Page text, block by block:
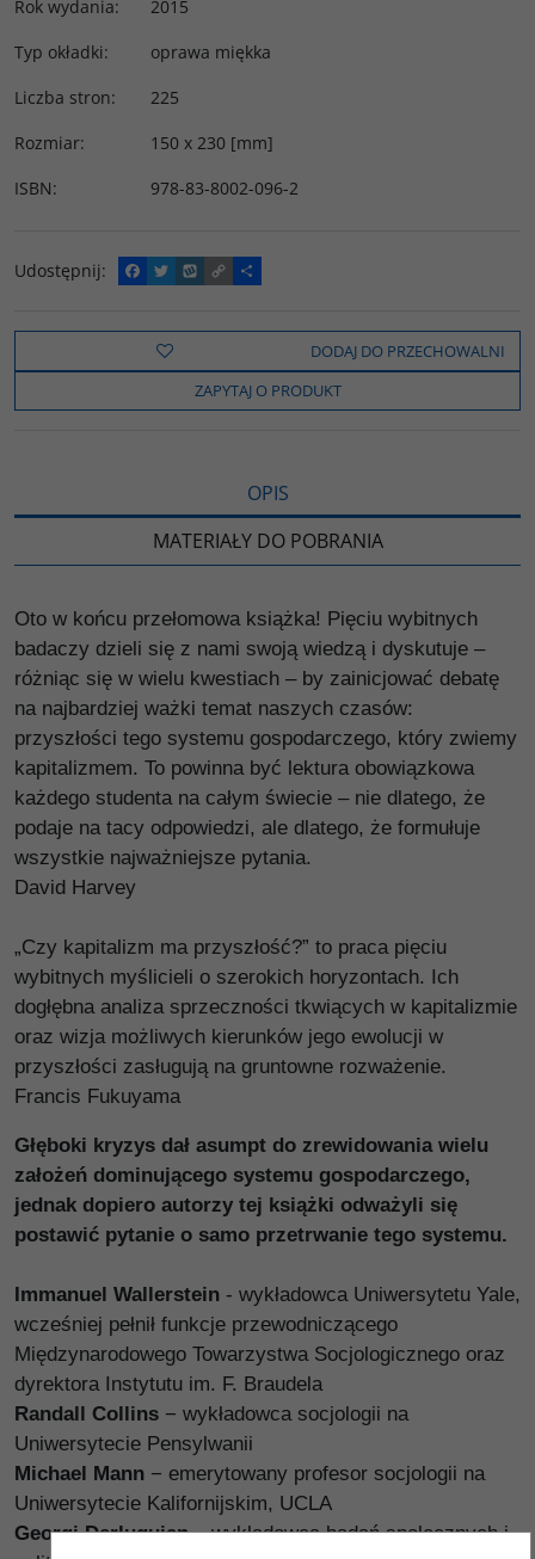
Rok wydania:
2015
Typ okładki:
oprawa miękka
Liczba stron:
225
Rozmiar:
150 x 230 [mm]
ISBN: 978-83-8002-096-2
Udostępnij:
F
a
e
o
k
T
w
t
t
e
W
y
o
C
o
y
i
n
k
P
o
z
e
l
s
DODAJ DO PRZECHOWALNI
ZAPYTAJ O PRODUKT
OPIS
MATERIAŁY DO POBRANIA
Oto w końcu przełomowa książka! Pięciu wybitnych
badaczy dzieli się z nami swoją wiedzą i dyskutuje –
różniąc się w wielu kwestiach – by zainicjować debatę
na najbardziej ważki temat naszych czasów:
przyszłości tego systemu gospodarczego, który zwiemy
kapitalizmem. To powinna być lektura obowiązkowa
każdego studenta na całym świecie – nie dlatego, że
podaje na tacy odpowiedzi, ale dlatego, że formułuje
wszystkie najważniejsze pytania.
David Harvey
„Czy kapitalizm ma przyszłość?” to praca pięciu
wybitnych myślicieli o szerokich horyzontach. Ich
dogłębna analiza sprzeczności tkwiących w kapitalizmie
oraz wizja możliwych kierunków jego ewolucji w
przyszłości zasługują na gruntowne rozważenie.
Francis Fukuyama
Głęboki kryzys dał asumpt do zrewidowania wielu
założeń dominującego systemu gospodarczego,
jednak dopiero autorzy tej książki odważyli się
postawić pytanie o samo przetrwanie tego systemu.
Immanuel Wallerstein - wykładowca Uniwersytetu Yale,
wcześniej pełnił funkcje przewodniczącego
Międzynarodowego Towarzystwa Socjologicznego oraz
dyrektora Instytutu im. F. Braudela
Randall Collins − wykładowca socjologii na
Uniwersytecie Pensylwanii
Michael Mann − emerytowany profesor socjologii na
Uniwersytecie Kalifornijskim, UCLA
Georgi Derluguian– wykładowca badań społecznych i